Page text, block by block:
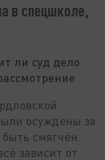
в спецшколе,
ли суд дело
осуждены за
смягчён.
зависит от